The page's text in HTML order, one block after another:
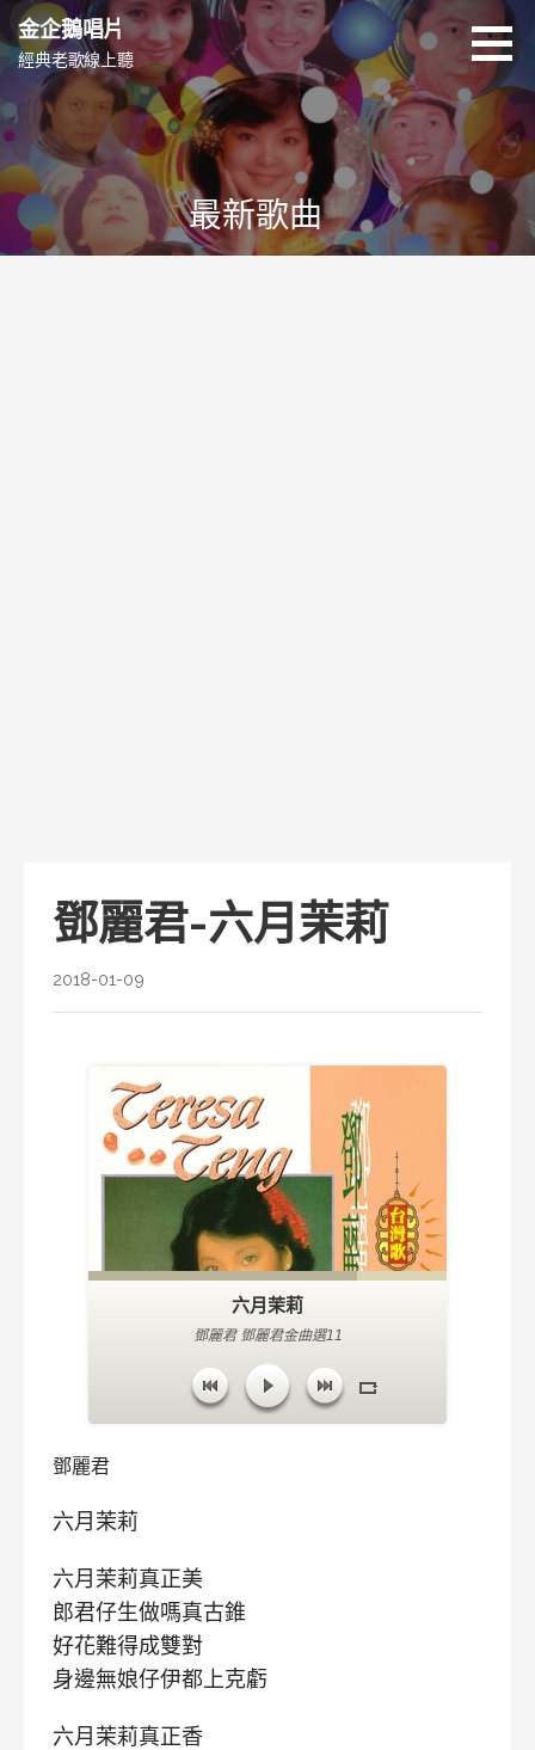
至
主
要
內
金企鵝唱片
經典老歌線上聽
最新歌曲
鄧麗君-六月茉莉
2018-01-09
六月茉莉
鄧麗君 鄧麗君金曲選11
鄧麗君
六月茉莉
六月茉莉真正美
郎君仔生做嗎真古錐
好花難得成雙對
身邊無娘仔伊都上克虧
六月茉莉真正香